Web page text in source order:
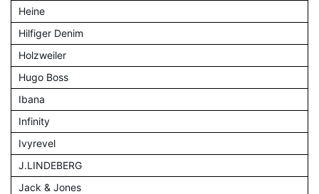
Heine
Hilfiger Denim
Holzweiler
Hugo Boss
Ibana
Infinity
Ivyrevel
J.LINDEBERG
Jack & Jones